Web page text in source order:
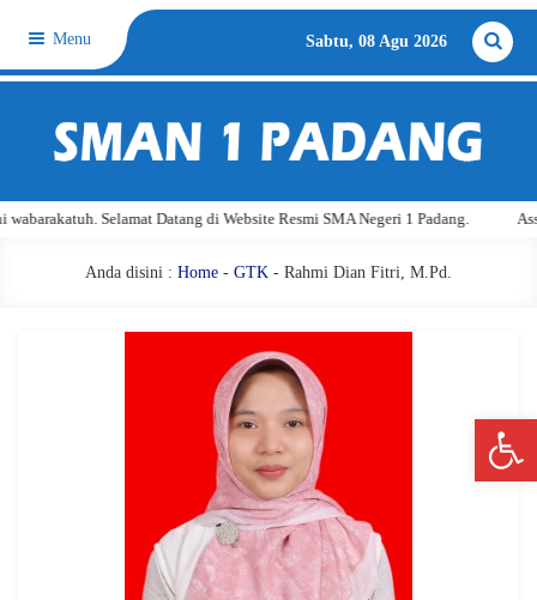
Menu Sabtu, 08 Agu 2026
Selamat Datang di Website Resmi SMA Negeri 1 Padang.
Anda disini : Home - GTK - Rahmi Dian Fitri, M.Pd.